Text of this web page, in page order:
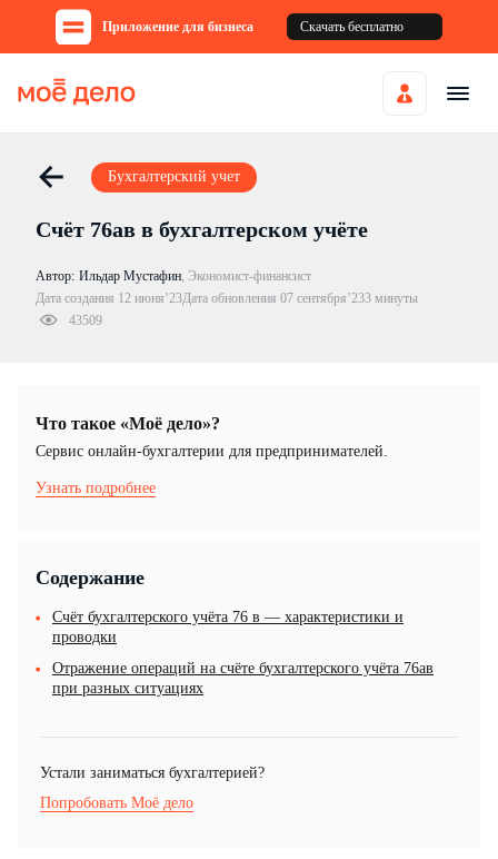
Приложение для бизнеса Скачать бесплатно
Бухгалтерский учет
Счёт 76ав в бухгалтерском учёте
Автор: Ильдар Мустафин, Экономист-финансист
Дата создания 12 июня’23Дата обновления 07 сентября’233 минуты
43509
Что такое «Моё дело»?
Cервис онлайн-бухгалтерии для предпринимателей.
Узнать подробнее
Содержание
Счёт бухгалтерского учёта 76 в — характеристики и
проводки
Отражение операций на счёте бухгалтерского учёта 76ав
при разных ситуациях
Устали заниматься бухгалтерией?
Попробовать Моё дело